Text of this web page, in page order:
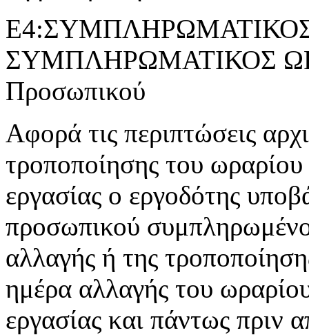
ΣΥΜΠΛΗΡΩΜΑΤΙΚΟΣ
Προσωπικού
Αφορά τις περιπτώσεις
τροποποίησης του
εργασίας ο εργοδότης
προσωπικού
αλλαγής ή της
ημέρα αλλαγής του
εργασίας και πάντως πριν